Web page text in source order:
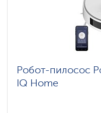
Робот-пилосос
IQ Home